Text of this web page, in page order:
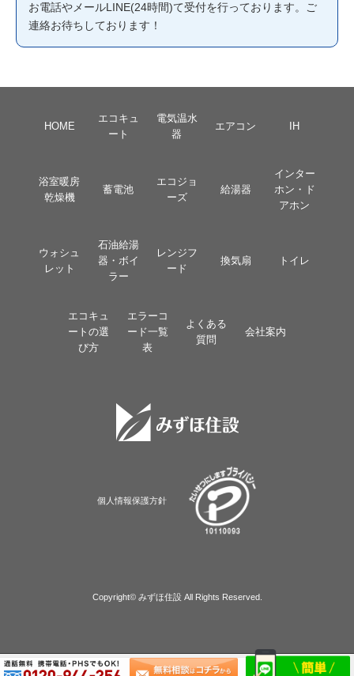
お電話やメールLINE(24時間)て受付を行っております。ご
連絡お待ちしております！
HOME
エコキュ
ート
電気温水
器
エアコン IH
浴室暖房
乾燥機
蓄電池
エコジョ
ーズ
給湯器
インター
ホン・ド
アホン
ウォシュ
レット
石油給湯
器・ボイ
ラー
レンジフ
ード
換気扇 トイレ
エコキュ
ートの選
び方
エラーコ
ード一覧
表
よくある
質問
会社案内
個人情報保護方針
Copyright© みずほ住設 All Rights Reserved.